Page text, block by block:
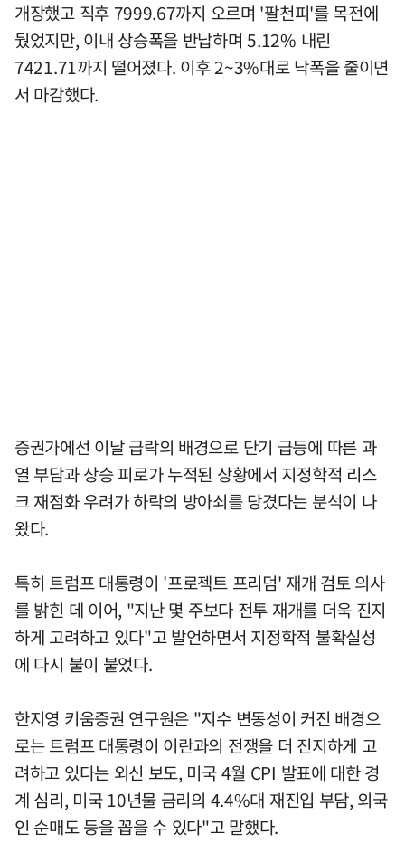
개장했고 직후 7999.67까지 오르며 '팔천피'를 목전에
뒀었지만, 이내 상승폭을 반납하며 5.12% 내린
7421.71까지 떨어졌다. 이후 2~3%대로 낙폭을 줄이면
서 마감했다.
증권가에선 이날 급락의 배경으로 단기 급등에 따른 과
열 부담과 상승 피로가 누적된 상황에서 지정학적 리스
크 재점화 우려가 하락의 방아쇠를 당겼다는 분석이 나
왔다.
특히 트럼프 대통령이 '프로젝트 프리덤' 재개 검토 의사
를 밝힌 데 이어, "지난 몇 주보다 전투 재개를 더욱 진지
하게 고려하고 있다"고 발언하면서 지정학적 불확실성
에 다시 불이 붙었다.
한지영 키움증권 연구원은 "지수 변동성이 커진 배경으
로는 트럼프 대통령이 이란과의 전쟁을 더 진지하게 고
려하고 있다는 외신 보도, 미국 4월 CPI 발표에 대한 경
계 심리, 미국 10년물 금리의 4.4%대 재진입 부담, 외국
인 순매도 등을 꼽을 수 있다"고 말했다.